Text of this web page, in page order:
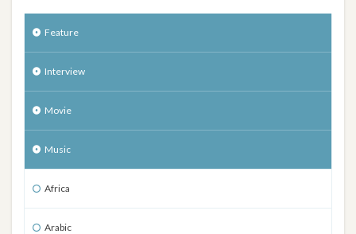
Feature
Interview
Movie
Music
Africa
Arabic